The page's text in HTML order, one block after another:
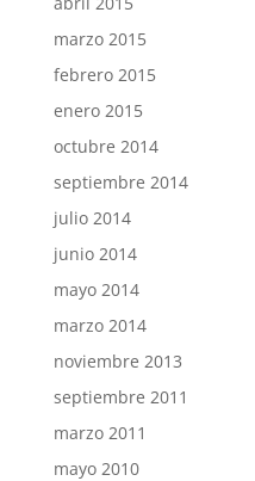
marzo 2015
febrero 2015
enero 2015
octubre 2014
septiembre 2014
julio 2014
junio 2014
mayo 2014
marzo 2014
noviembre 2013
septiembre 2011
marzo 2011
mayo 2010